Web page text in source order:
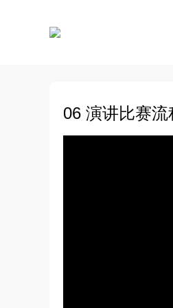
06 演讲比赛